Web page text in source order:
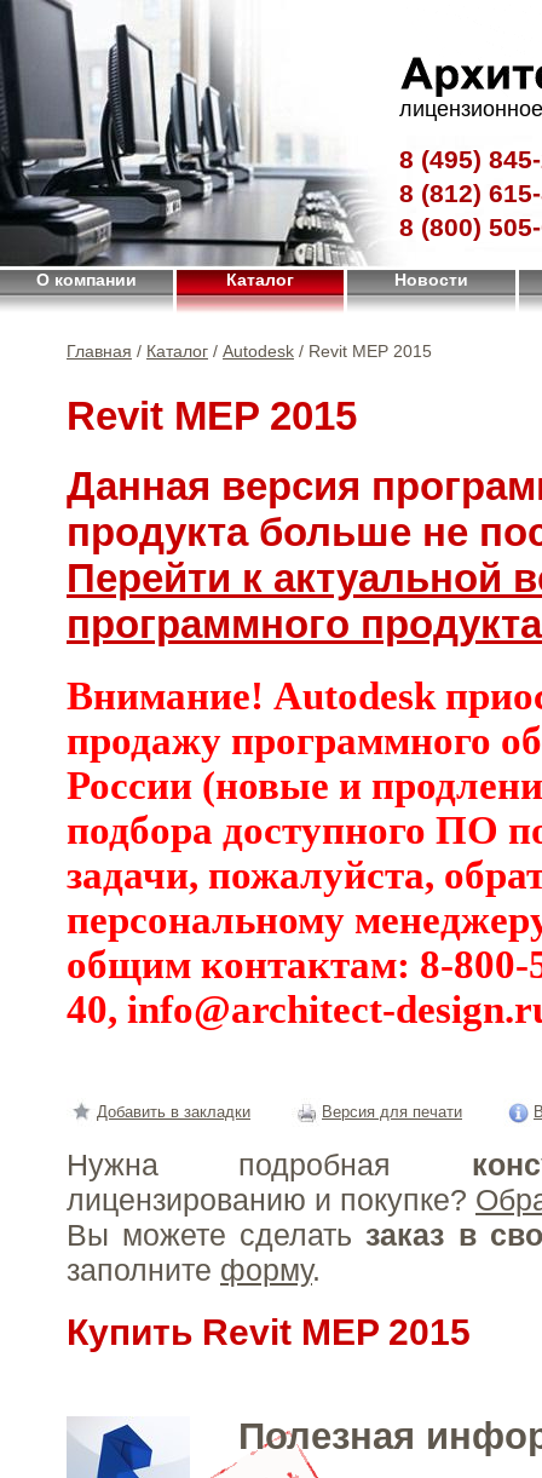
8 (495)
8 (812)
8 (800)
О компании Каталог Новости
Главная / Каталог / Autodesk / Revit MEP 2015
Revit MEP 2015
Данная версия
продукта больше не
Перейти к актуальной
программного
Внимание! Autodesk
продажу программного
России (новые и
подбора доступного ПО
задачи, пожалуйста,
персональному
общим контактам: 8-800-
40, info@architect-
Добавить в закладки Версия для печати
Нужна подробная
лицензированию и покупке?
Вы можете сделать заказ в
заполните форму.
Купить Revit MEP 2015
Полезная